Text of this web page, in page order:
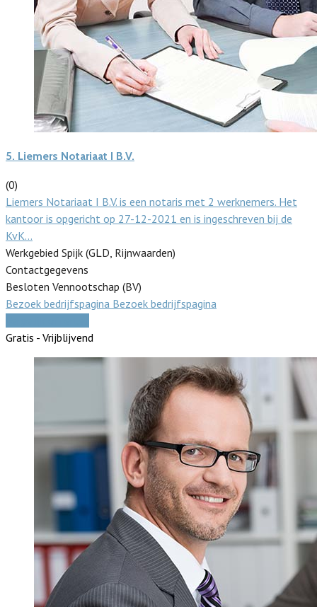
5. Liemers Notariaat I B.V.
(0)
Liemers Notariaat I B.V. is een notaris met 2 werknemers. Het
kantoor is opgericht op 27-12-2021 en is ingeschreven bij de
KvK…
Werkgebied Spijk (GLD, Rijnwaarden)
Contactgegevens
Besloten Vennootschap (BV)
Bezoek bedrijfspagina Bezoek bedrijfspagina
Gratis - Vrijblijvend